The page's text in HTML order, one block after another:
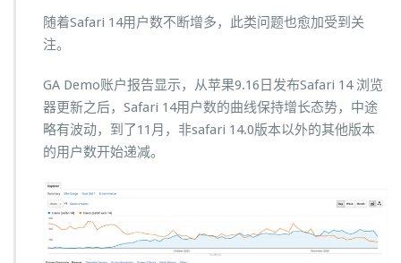
随着Safari 14用户数不断增多，此类问题也愈加受到关
注。
GA Demo账户报告显示，从苹果9.16日发布Safari 14 浏览
器更新之后，Safari 14用户数的曲线保持增长态势，中途
略有波动，到了11月，非safari 14.0版本以外的其他版本
的用户数开始递减。